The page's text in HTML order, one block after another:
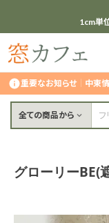
1cm単
重要なお知らせ｜ 中東
全ての商品から
グローリーBE(